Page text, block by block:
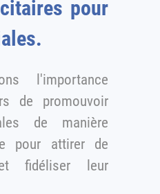
pour
l'importance
de manière
pour attirer de
leur